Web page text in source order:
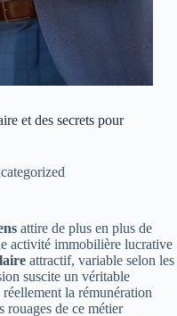
et des secrets pour
attire de plus en plus de
activité immobilière lucrative
attractif, variable selon les
suscite un véritable
la rémunération
rouages de ce métier